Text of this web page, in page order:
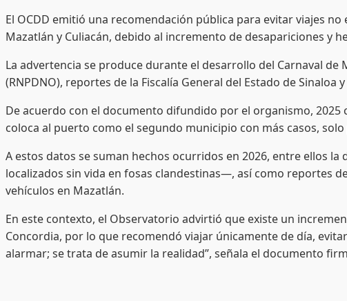
El OCDD emitió una recomendación pública para evitar viajes
Mazatlán y Culiacán, debido al incremento de desapariciones y
La advertencia se produce durante el desarrollo del Carnaval de
(RNPDNO), reportes de la Fiscalía General del Estado de
De acuerdo con el documento difundido por el organismo, 2025
coloca al puerto como el segundo municipio con más casos,
A estos datos se suman hechos ocurridos en 2026, entre ellos
localizados sin vida en fosas clandestinas—, así como reportes
vehículos en Mazatlán.
En este contexto, el Observatorio advirtió que existe un
Concordia, por lo que recomendó viajar únicamente de día,
alarmar; se trata de asumir la realidad”, señala el documento